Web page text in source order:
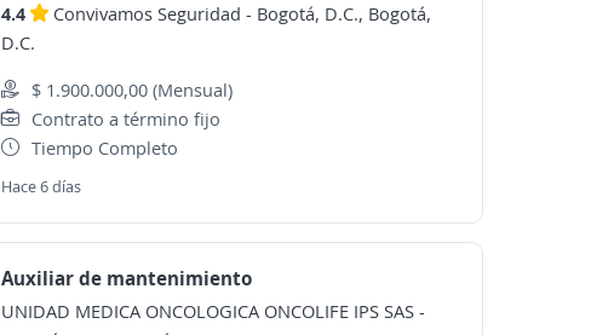
4.4 Convivamos Seguridad - Bogotá, D.C., Bogotá,
D.C.
$ 1.900.000,00 (Mensual)
Contrato a término fijo
Tiempo Completo
Hace 6 días
Auxiliar de mantenimiento
UNIDAD MEDICA ONCOLOGICA ONCOLIFE IPS SAS -